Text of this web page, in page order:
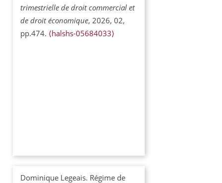
trimestrielle de droit commercial et
de droit économique, 2026, 02,
pp.474. ⟨halshs-05684033⟩
Dominique Legeais. Régime de